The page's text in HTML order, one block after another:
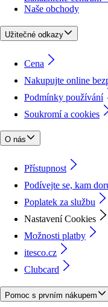
Naše obchody
Užitečné odkazy
Cena
Nakupujte online
Podmínky používání
Soukromí a cookies
O nás
Přístupnost
Podívejte se, kam
Poplatek za službu
Nastavení Cookies
Možnosti platby
itesco.cz
Clubcard
Pomoc s prvním nákupem